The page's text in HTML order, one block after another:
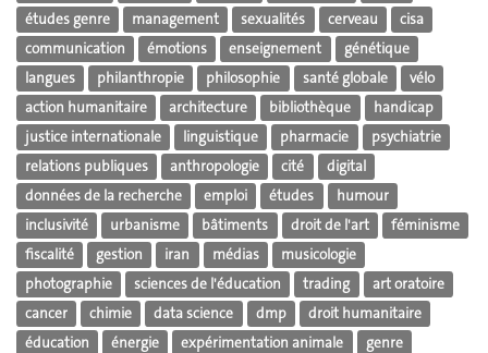
études genre
management sexualités cerveau
cisa
communication
émotions enseignement
génétique
langues
philanthropie philosophie santé globale
vélo
action humanitaire
architecture bibliothèque
handicap
justice internationale
linguistique pharmacie
psychiatrie
relations publiques
anthropologie cité
digital
données de la recherche
emploi études
humour
inclusivité
urbanisme bâtiments droit de l'art
féminisme
fiscalité
gestion iran médias
musicologie
photographie
sciences de l'éducation trading
art oratoire
cancer
chimie data science dmp
droit humanitaire
éducation
énergie expérimentation animale
genre